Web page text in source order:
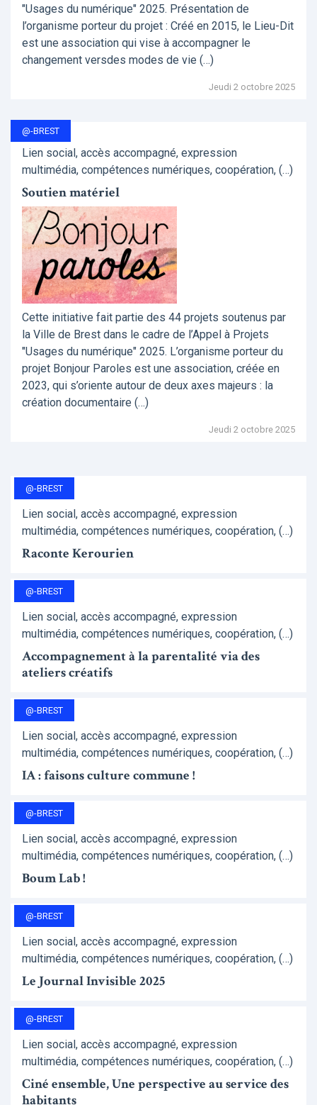
"Usages du numérique" 2025. Présentation de
l’organisme porteur du projet : Créé en 2015, le Lieu-Dit
est une association qui vise à accompagner le
changement versdes modes de vie (…)
Jeudi 2 octobre 2025
@-BREST
Lien social, accès accompagné, expression
multimédia, compétences numériques, coopération, (…)
Soutien matériel
Cette initiative fait partie des 44 projets soutenus par
la Ville de Brest dans le cadre de l’Appel à Projets
"Usages du numérique" 2025. L’organisme porteur du
projet Bonjour Paroles est une association, créée en
2023, qui s’oriente autour de deux axes majeurs : la
création documentaire (…)
Jeudi 2 octobre 2025
@-BREST
Lien social, accès accompagné, expression
multimédia, compétences numériques, coopération, (…)
Raconte Kerourien
@-BREST
Lien social, accès accompagné, expression
multimédia, compétences numériques, coopération, (…)
Accompagnement à la parentalité via des
ateliers créatifs
@-BREST
Lien social, accès accompagné, expression
multimédia, compétences numériques, coopération, (…)
IA : faisons culture commune !
@-BREST
Lien social, accès accompagné, expression
multimédia, compétences numériques, coopération, (…)
Boum Lab !
@-BREST
Lien social, accès accompagné, expression
multimédia, compétences numériques, coopération, (…)
Le Journal Invisible 2025
@-BREST
Lien social, accès accompagné, expression
multimédia, compétences numériques, coopération, (…)
Ciné ensemble, Une perspective au service des
habitants